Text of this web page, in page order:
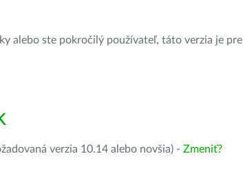
alebo ste pokročilý používateľ, táto verzia je pre
verzia 10.14 alebo novšia) - Zmeniť?